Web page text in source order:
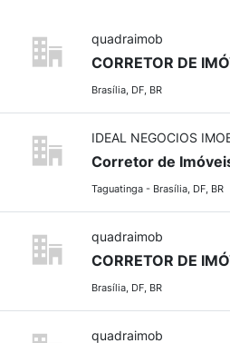
quadraimob
CORRETOR DE
Brasília, DF, BR
IDEAL NEGOCIOS
Corretor de
Taguatinga - Brasília, DF, BR
quadraimob
Brasília, DF, BR
quadraimob